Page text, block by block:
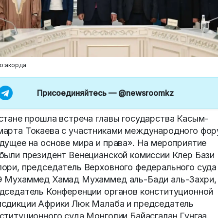
Присоединяйтесь — @newsroomkz
прошла встреча главы государства Касым-
Токаева с участниками международного
на основе мира и права». На мероприятие
президент Венецианской комиссии Клер Бази
председатель Верховного федерального суда
Мухаммед Хамад Мухаммед аль-Бади аль-Захри,
Конференции органов конституционной
Африки Люк Малаба и председатель